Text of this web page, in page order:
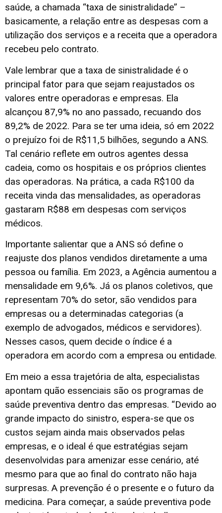
saúde, a chamada “taxa de sinistralidade” –
basicamente, a relação entre as despesas com a
utilização dos serviços e a receita que a operadora
recebeu pelo contrato.
Vale lembrar que a taxa de sinistralidade é o
principal fator para que sejam reajustados os
valores entre operadoras e empresas. Ela
alcançou 87,9% no ano passado, recuando dos
89,2% de 2022. Para se ter uma ideia, só em 2022
o prejuízo foi de R$11,5 bilhões, segundo a ANS.
Tal cenário reflete em outros agentes dessa
cadeia, como os hospitais e os próprios clientes
das operadoras. Na prática, a cada R$100 da
receita vinda das mensalidades, as operadoras
gastaram R$88 em despesas com serviços
médicos.
Importante salientar que a ANS só define o
reajuste dos planos vendidos diretamente a uma
pessoa ou família. Em 2023, a Agência aumentou a
mensalidade em 9,6%. Já os planos coletivos, que
representam 70% do setor, são vendidos para
empresas ou a determinadas categorias (a
exemplo de advogados, médicos e servidores).
Nesses casos, quem decide o índice é a
operadora em acordo com a empresa ou entidade.
Em meio a essa trajetória de alta, especialistas
apontam quão essenciais são os programas de
saúde preventiva dentro das empresas. “Devido ao
grande impacto do sinistro, espera-se que os
custos sejam ainda mais observados pelas
empresas, e o ideal é que estratégias sejam
desenvolvidas para amenizar esse cenário, até
mesmo para que ao final do contrato não haja
surpresas. A prevenção é o presente e o futuro da
medicina. Para começar, a saúde preventiva pode